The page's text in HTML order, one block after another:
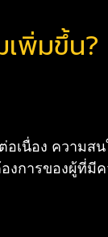
พิ่มขึ้น?
เนื่อง ความส
งการของผู้ที่มี